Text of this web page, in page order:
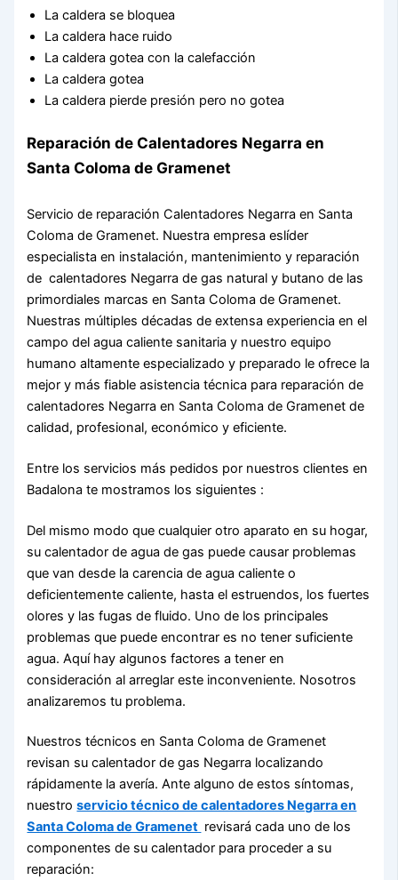
La caldera se bloquea
La caldera hace ruido
La caldera gotea con la calefacción
La caldera gotea
La caldera pierde presión pero no gotea
Reparación de Calentadores Negarra en
Santa Coloma de Gramenet
Servicio de reparación Calentadores Negarra en Santa
Coloma de Gramenet. Nuestra empresa eslíder
especialista en instalación, mantenimiento y reparación
de calentadores Negarra de gas natural y butano de las
primordiales marcas en Santa Coloma de Gramenet.
Nuestras múltiples décadas de extensa experiencia en el
campo del agua caliente sanitaria y nuestro equipo
humano altamente especializado y preparado le ofrece la
mejor y más fiable asistencia técnica para reparación de
calentadores Negarra en Santa Coloma de Gramenet de
calidad, profesional, económico y eficiente.
Entre los servicios más pedidos por nuestros clientes en
Badalona te mostramos los siguientes :
Del mismo modo que cualquier otro aparato en su hogar,
su calentador de agua de gas puede causar problemas
que van desde la carencia de agua caliente o
deficientemente caliente, hasta el estruendos, los fuertes
olores y las fugas de fluido. Uno de los principales
problemas que puede encontrar es no tener suficiente
agua. Aquí hay algunos factores a tener en
consideración al arreglar este inconveniente. Nosotros
analizaremos tu problema.
Nuestros técnicos en Santa Coloma de Gramenet
revisan su calentador de gas Negarra localizando
rápidamente la avería. Ante alguno de estos síntomas,
nuestroservicio técnico de calentadores Negarra en
Santa Coloma de Gramenet revisará cada uno de los
componentes de su calentador para proceder a su
reparación: